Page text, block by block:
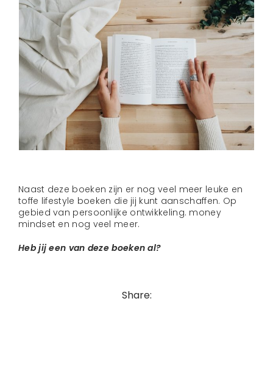
Naast deze boeken zijn er nog veel meer leuke en
toffe lifestyle boeken die jij kunt aanschaffen. Op
gebied van persoonlijke ontwikkeling. money
mindset en nog veel meer.
Heb jij een van deze boeken al?
Share: